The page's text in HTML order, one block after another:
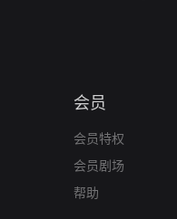
会员
会员特权
会员剧场
帮助